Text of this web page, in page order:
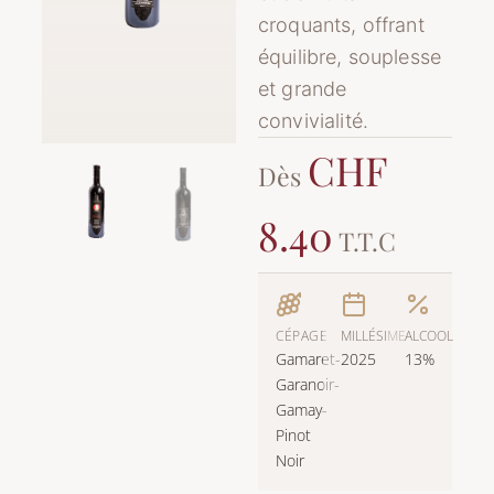
croquants, offrant
équilibre, souplesse
et grande
convivialité.
Dès CHF
8.40 T.T.C
CÉPAGE
Gamaret-
Garanoir-
Gamay-
Pinot
Noir
MILLÉSIME
2025
ALCOOL
13%